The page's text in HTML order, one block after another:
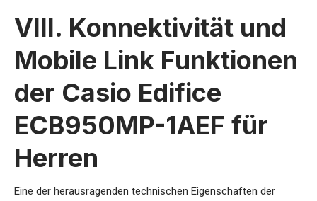
VIII. Konnektivität und
Mobile Link Funktionen
der Casio Edifice
ECB950MP-1AEF für
Herren
Eine der herausragenden technischen Eigenschaften der